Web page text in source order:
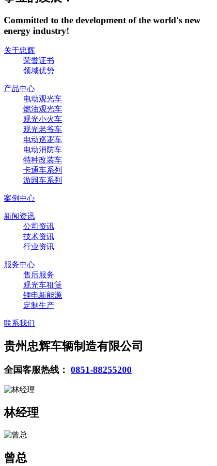
Committed to the development of the world's new
energy industry!
关于忠辉
荣誉证书
领域优势
产品中心
电动观光车
燃油观光车
观光小火车
观光老爷车
电动巡逻车
电动消防车
特种改装车
卡通车系列
游园车系列
案例中心
新闻资讯
公司资讯
技术资讯
行业资讯
服务中心
售后服务
观光车租赁
锂电新能源
定制生产
联系我们
贵州忠辉车辆制造有限公司
全国客服热线： 0851-88255200
林经理
曾总